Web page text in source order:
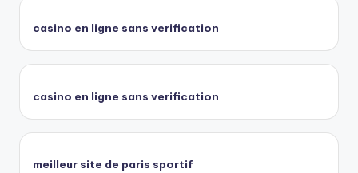
casino en ligne sans verification
casino en ligne sans verification
meilleur site de paris sportif